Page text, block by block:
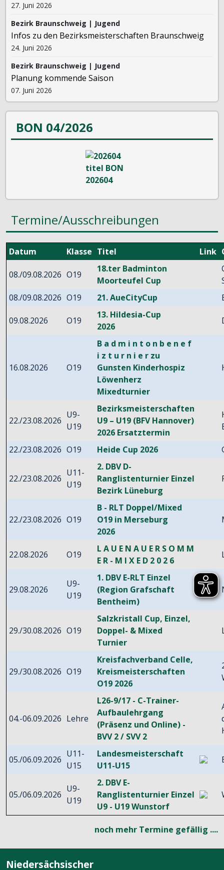
27. Juni 2026
Bezirk Braunschweig | Jugend
Infos zu den Bezirksmeisterschaften Braunschweig
24. Juni 2026
Bezirk Braunschweig | Jugend
Planung kommende Saison
07. Juni 2026
BON 04/2026
Termine/Ausschreibungen
Datum Klasse Titel Link
08./09.08.2026 O19
18.ter Badminton
Moorteufel Cup
08./09.08.2026 O19 21. AueCityCup
09.08.2026 O19
13. Hildesia-Cup
2026
16.08.2026 O19
B a d m i n t o n b e n e f
i z t u r n i e r zu
Gunsten Kinderhospiz
Löwenherz
Mixedturnier
22./23.08.2026
U9-
U19
Bezirksmeisterschaften
U9 – U19 (BFV Hannover)
2026 Ersatztermin
22./23.08.2026 O19 Heide Cup 2026
22./23.08.2026
U11-
U19
2. DBV D-
Ranglistenturnier Einzel
Bezirk Lüneburg
22./23.08.2026 O19
B - RLT Doppel/Mixed
O19 in Merseburg
2026
22.08.2026 O19
L A U E N A U E R S O M M
E R - M I X E D 2 0 2 6
29.08.2026
U9-
U19
1. DBV E-RLT Einzel
(Region Grafschaft
Bentheim)
29./30.08.2026 O19
Salzkristall Cup, Einzel,
Doppel- & Mixed
Turnier
29./30.08.2026 O19
Kreisfachverband Celle,
Kreismeisterschaften
O19 2026
04.-06.09.2026 Lehre
L26-9/17 - C-Trainer-
Aufbaulehrgang
(Präsenz und Online) -
BVV 2 / SVV 2
05./06.09.2026
U11-
U15
Landesmeisterschaft
U11-U15
05./06.09.2026
U9-
U19
2. DBV E-
Ranglistenturnier Einzel
U9 - U19 Wunstorf
noch mehr Termine gefällig ....
Niedersächsischer